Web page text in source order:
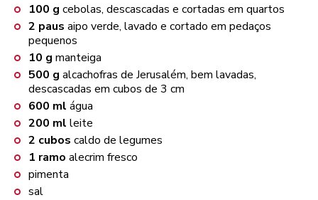
100 g cebolas, descascadas e cortadas em quartos
2 paus aipo verde, lavado e cortado em pedaços
pequenos
10 g manteiga
500 g alcachofras de Jerusalém, bem lavadas,
descascadas em cubos de 3 cm
600 ml água
200 ml leite
2 cubos caldo de legumes
1 ramo alecrim fresco
pimenta
sal